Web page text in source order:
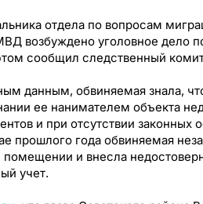
отдела по вопросам
возбуждено уголовное дело
сообщил следственный
данным, обвиняемая знала,
ее нанимателем объекта
и при отсутствии законных
прошлого года обвиняемая
и внесла
учет.